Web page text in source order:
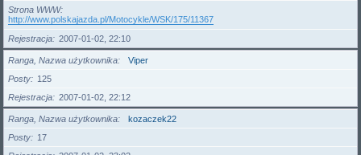
Strona WWW
http://www.polskajazda.pl/Motocykle/WSK/175/11367
Rejestracja
2007-01-02, 22:10
Ranga, Nazwa użytkownika
Viper
Posty
125
Rejestracja
2007-01-02, 22:12
Ranga, Nazwa użytkownika
kozaczek22
Posty
17